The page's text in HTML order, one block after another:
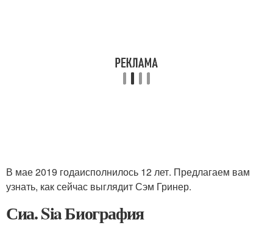
В мае 2019 годаисполнилось 12 лет. Предлагаем вам
узнать, как сейчас выглядит Сэм Гринер.
Сиа. Sia Биография